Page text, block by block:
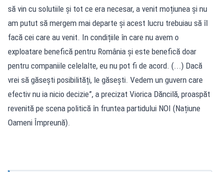
să vin cu solutiile și tot ce era necesar, a venit moțiunea și nu
am putut să mergem mai departe și acest lucru trebuiau să îl
facă cei care au venit. In condițiile în care nu avem o
exploatare benefică pentru România și este benefică doar
pentru companiile celelalte, eu nu pot fi de acord. (...) Dacă
vrei să găsești posibilități, le găsești. Vedem un guvern care
efectiv nu ia nicio decizie”, a precizat Viorica Dăncilă, proaspăt
revenită pe scena politică în fruntea partidului NOI (Națiune
Oameni Împreună).